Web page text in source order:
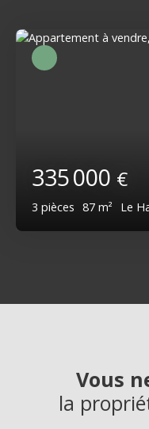
335 000 €
3 pièces 87 m² Le
Vous
la